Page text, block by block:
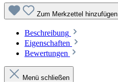
Zum Merkzettel hinzufügen
Beschreibung
Eigenschaften
Bewertungen
Menü schließen